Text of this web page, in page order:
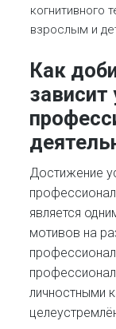
когнитивного
взрослым и
Как
зависит
Достижение
является
мотивов на
личностными